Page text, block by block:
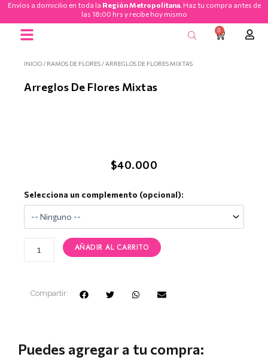
contenido
Envíos a domicilio en toda la Región Metropolitana. Haz tu compra antes de
las 18:00 hrs y recibe hoy mismo
0
CART
INICIO / RAMOS DE FLORES / ARREGLOS DE FLORES MIXTAS
Arreglos De Flores Mixtas
$40.000
Selecciona un complemento (opcional):
Arreglos
de
Flores
Mixtas
AÑADIR AL CARRITO
Compartir:
Puedes agregar a tu compra: